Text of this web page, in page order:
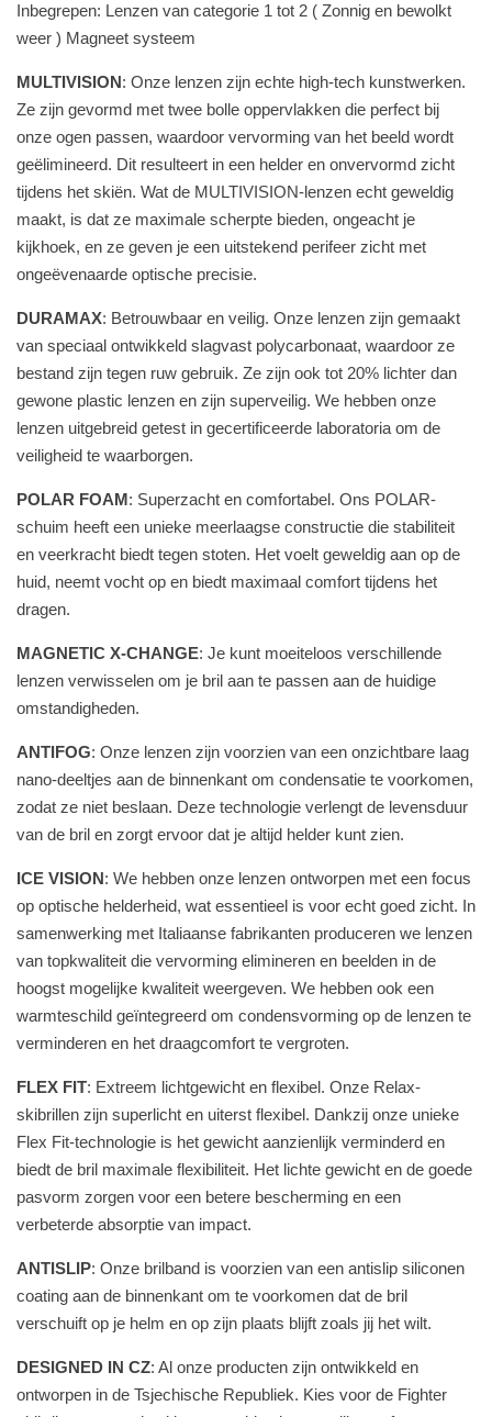
Inbegrepen: Lenzen van categorie 1 tot 2 ( Zonnig en bewolkt
weer ) Magneet systeem
MULTIVISION: Onze lenzen zijn echte high-tech kunstwerken.
Ze zijn gevormd met twee bolle oppervlakken die perfect bij
onze ogen passen, waardoor vervorming van het beeld wordt
geëlimineerd. Dit resulteert in een helder en onvervormd zicht
tijdens het skiën. Wat de MULTIVISION-lenzen echt geweldig
maakt, is dat ze maximale scherpte bieden, ongeacht je
kijkhoek, en ze geven je een uitstekend perifeer zicht met
ongeëvenaarde optische precisie.
DURAMAX: Betrouwbaar en veilig. Onze lenzen zijn gemaakt
van speciaal ontwikkeld slagvast polycarbonaat, waardoor ze
bestand zijn tegen ruw gebruik. Ze zijn ook tot 20% lichter dan
gewone plastic lenzen en zijn superveilig. We hebben onze
lenzen uitgebreid getest in gecertificeerde laboratoria om de
veiligheid te waarborgen.
POLAR FOAM: Superzacht en comfortabel. Ons POLAR-
schuim heeft een unieke meerlaagse constructie die stabiliteit
en veerkracht biedt tegen stoten. Het voelt geweldig aan op de
huid, neemt vocht op en biedt maximaal comfort tijdens het
dragen.
MAGNETIC X-CHANGE: Je kunt moeiteloos verschillende
lenzen verwisselen om je bril aan te passen aan de huidige
omstandigheden.
ANTIFOG: Onze lenzen zijn voorzien van een onzichtbare laag
nano-deeltjes aan de binnenkant om condensatie te voorkomen,
zodat ze niet beslaan. Deze technologie verlengt de levensduur
van de bril en zorgt ervoor dat je altijd helder kunt zien.
ICE VISION: We hebben onze lenzen ontworpen met een focus
op optische helderheid, wat essentieel is voor echt goed zicht. In
samenwerking met Italiaanse fabrikanten produceren we lenzen
van topkwaliteit die vervorming elimineren en beelden in de
hoogst mogelijke kwaliteit weergeven. We hebben ook een
warmteschild geïntegreerd om condensvorming op de lenzen te
verminderen en het draagcomfort te vergroten.
FLEX FIT: Extreem lichtgewicht en flexibel. Onze Relax-
skibrillen zijn superlicht en uiterst flexibel. Dankzij onze unieke
Flex Fit-technologie is het gewicht aanzienlijk verminderd en
biedt de bril maximale flexibiliteit. Het lichte gewicht en de goede
pasvorm zorgen voor een betere bescherming en een
verbeterde absorptie van impact.
ANTISLIP: Onze brilband is voorzien van een antislip siliconen
coating aan de binnenkant om te voorkomen dat de bril
verschuift op je helm en op zijn plaats blijft zoals jij het wilt.
DESIGNED IN CZ: Al onze producten zijn ontwikkeld en
ontworpen in de Tsjechische Republiek. Kies voor de Fighter